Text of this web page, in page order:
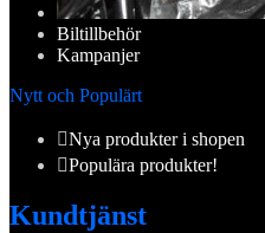
Biltillbehör
Kampanjer
Nytt och Populärt
Nya produkter i shopen
Populära produkter!
Kundtjänst